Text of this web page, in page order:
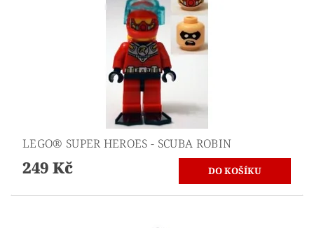
LEGO® SUPER HEROES - SCUBA ROBIN
249 Kč